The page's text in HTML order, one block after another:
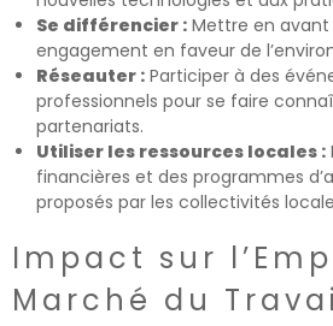
Se différencier : Mettre en avant
engagement en faveur de
Réseauter : Participer à des
professionnels pour se faire
partenariats.
Utiliser les ressources locales :
financières et des programmes
proposés par les collectivités
Impact sur
Marché du